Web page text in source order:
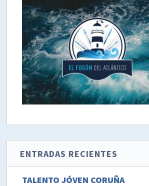
ENTRADAS RECIENTES
TALENTO JÓVEN CORUÑA